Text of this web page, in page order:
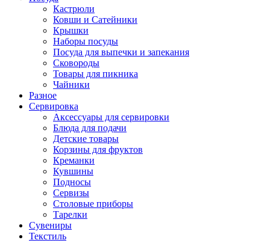
Кастрюли
Ковши и Сатейники
Крышки
Наборы посуды
Посуда для выпечки и запекания
Сковороды
Товары для пикника
Чайники
Разное
Сервировка
Аксессуары для сервировки
Блюда для подачи
Детские товары
Корзины для фруктов
Креманки
Кувшины
Подносы
Сервизы
Столовые приборы
Тарелки
Сувениры
Текстиль